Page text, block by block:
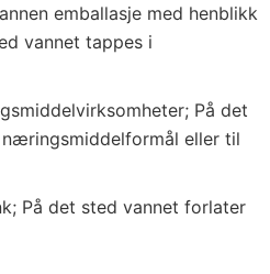
emballasje med henblikk
vannet tappes i
På det
eller til
På det sted vannet forlater